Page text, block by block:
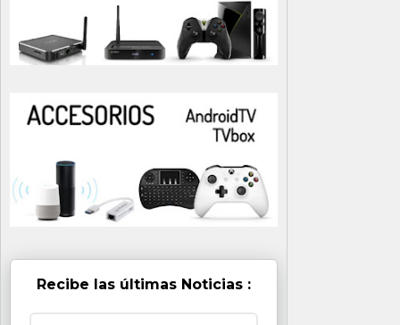
Recibe las últimas Noticias :